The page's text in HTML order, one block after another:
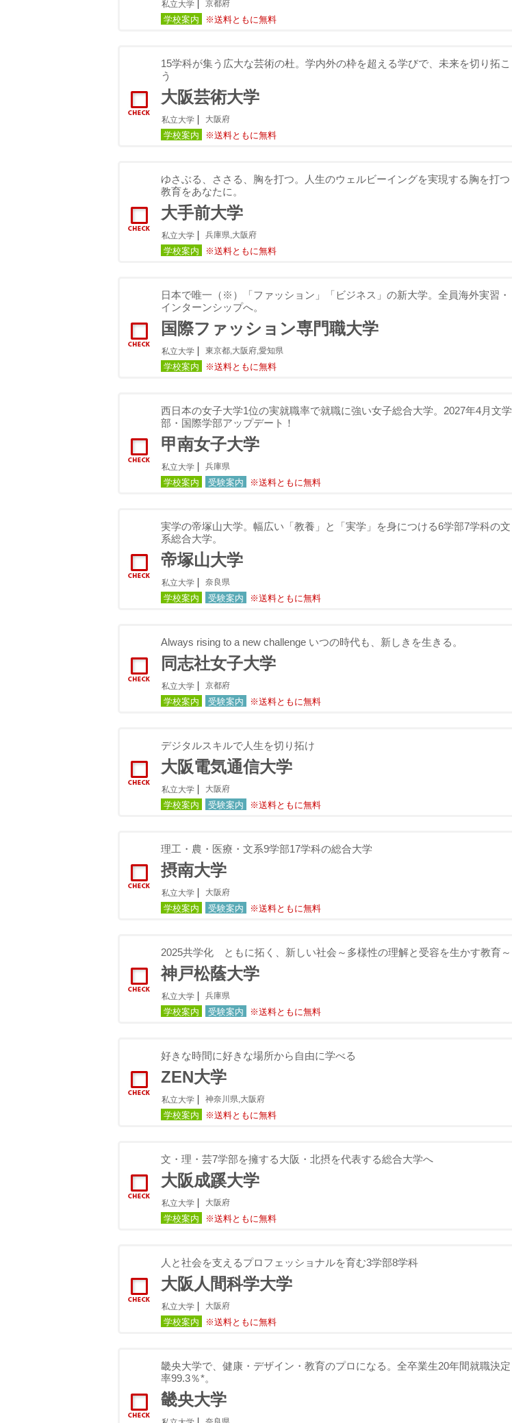
私立大学 京都府
学校案内 ※送料ともに無料
15学科が集う広大な芸術の杜。学内外の枠を超える学びで、未来を切り拓こ
う
大阪芸術大学
私立大学 大阪府
学校案内 ※送料ともに無料
ゆさぶる、ささる、胸を打つ。人生のウェルビーイングを実現する胸を打つ
教育をあなたに。
大手前大学
私立大学 兵庫県,大阪府
学校案内 ※送料ともに無料
日本で唯一（※）「ファッション」「ビジネス」の新大学。全員海外実習・
インターンシップへ。
国際ファッション専門職大学
私立大学 東京都,大阪府,愛知県
学校案内 ※送料ともに無料
西日本の女子大学1位の実就職率で就職に強い女子総合大学。2027年4月文学
部・国際学部アップデート！
甲南女子大学
私立大学 兵庫県
学校案内 受験案内 ※送料ともに無料
実学の帝塚山大学。幅広い「教養」と「実学」を身につける6学部7学科の文
系総合大学。
帝塚山大学
私立大学 奈良県
学校案内 受験案内 ※送料ともに無料
Always rising to a new challenge いつの時代も、新しきを生きる。
同志社女子大学
私立大学 京都府
学校案内 受験案内 ※送料ともに無料
デジタルスキルで人生を切り拓け
大阪電気通信大学
私立大学 大阪府
学校案内 受験案内 ※送料ともに無料
理工・農・医療・文系9学部17学科の総合大学
摂南大学
私立大学 大阪府
学校案内 受験案内 ※送料ともに無料
2025共学化 ともに拓く、新しい社会～多様性の理解と受容を生かす教育～
神戸松蔭大学
私立大学 兵庫県
学校案内 受験案内 ※送料ともに無料
好きな時間に好きな場所から自由に学べる
ZEN大学
私立大学 神奈川県,大阪府
学校案内 ※送料ともに無料
文・理・芸7学部を擁する大阪・北摂を代表する総合大学へ
大阪成蹊大学
私立大学 大阪府
学校案内 ※送料ともに無料
人と社会を支えるプロフェッショナルを育む3学部8学科
大阪人間科学大学
私立大学 大阪府
学校案内 ※送料ともに無料
畿央大学で、健康・デザイン・教育のプロになる。全卒業生20年間就職決定
率99.3％*。
畿央大学